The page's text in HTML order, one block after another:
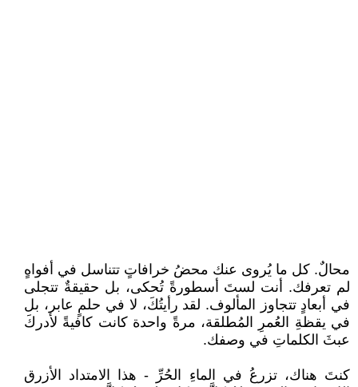
محالٌ. كل ما يُروى عنك محضُ خرافاتٍ تتناسل في أفواهٍ
لم تعرفك. أنت لستَ أسطورةً تُحكى، بل حقيقةٌ تتجلى
في أبعادٍ تتجاوز المألوف. لقد رأيتُكَ، لا في حلمٍ عابر، بل
في يقظةِ العُمرِ المُطلقة، مرةً واحدة كانت كافيةً لأدركَ
عبثَ الكلماتِ في وصفك.
كنتَ هناك، تزرعُ في الماءِ الحُرِّ - هذا الامتداد الأزرق